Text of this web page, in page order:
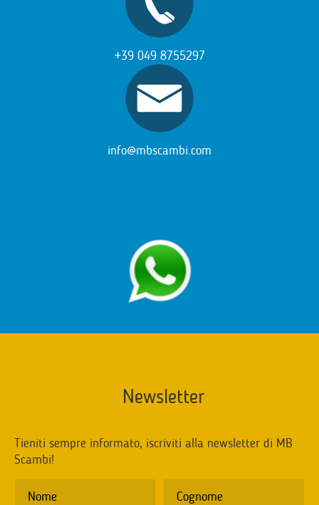
+39 049 8755297
info@mbscambi.com
Newsletter
Tieniti sempre informato, iscriviti alla newsletter di MB
Scambi!